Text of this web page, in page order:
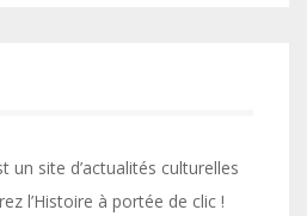
un site d’actualités culturelles
l’Histoire à portée de clic !